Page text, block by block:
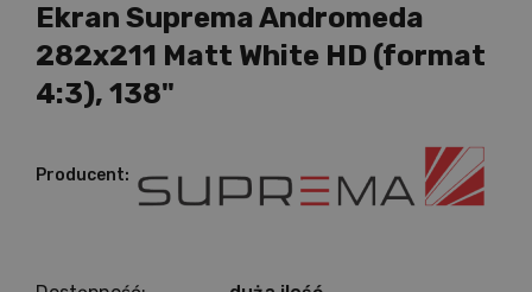
Ekran Suprema Andromeda
282x211 Matt White HD (format
4:3), 138"
Producent: